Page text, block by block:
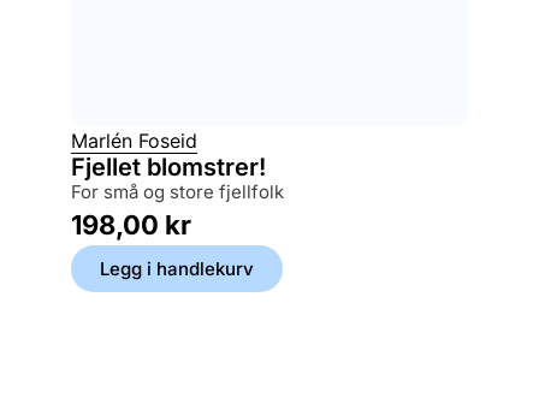
Marlén Foseid
Fjellet blomstrer!
for små og store fjellfolk
198,00 kr
Legg i handlekurv